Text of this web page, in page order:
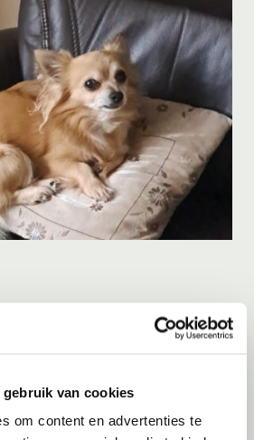
gebruik van cookies
om content en advertenties te